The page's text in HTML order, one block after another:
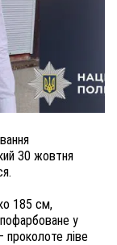
30 жовтня
185 см,
у
проколоте ліве